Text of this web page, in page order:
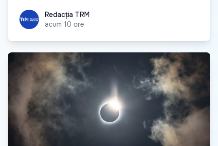
Redacția TRM
Redacția TRM
acum 10 ore